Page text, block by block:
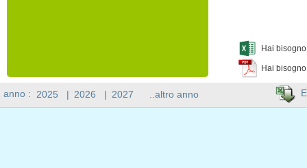
Hai
Hai
anno : 2025 | 2026 | 2027 ..altro anno